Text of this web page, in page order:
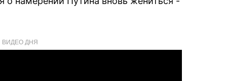
ВИДЕО ДНЯ